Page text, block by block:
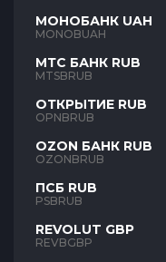
МОНОБАНК UAH
MONOBUAH
МТС БАНК RUB
MTSBRUB
ОТКРЫТИЕ RUB
OPNBRUB
OZON БАНК RUB
OZONBRUB
ПСБ RUB
PSBRUB
REVOLUT GBP
REVBGBP